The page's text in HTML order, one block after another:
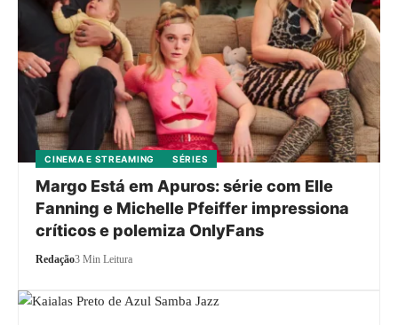
CINEMA E STREAMING SÉRIES
Margo Está em Apuros: série com Elle
Fanning e Michelle Pfeiffer impressiona
críticos e polemiza OnlyFans
Redação3 Min Leitura